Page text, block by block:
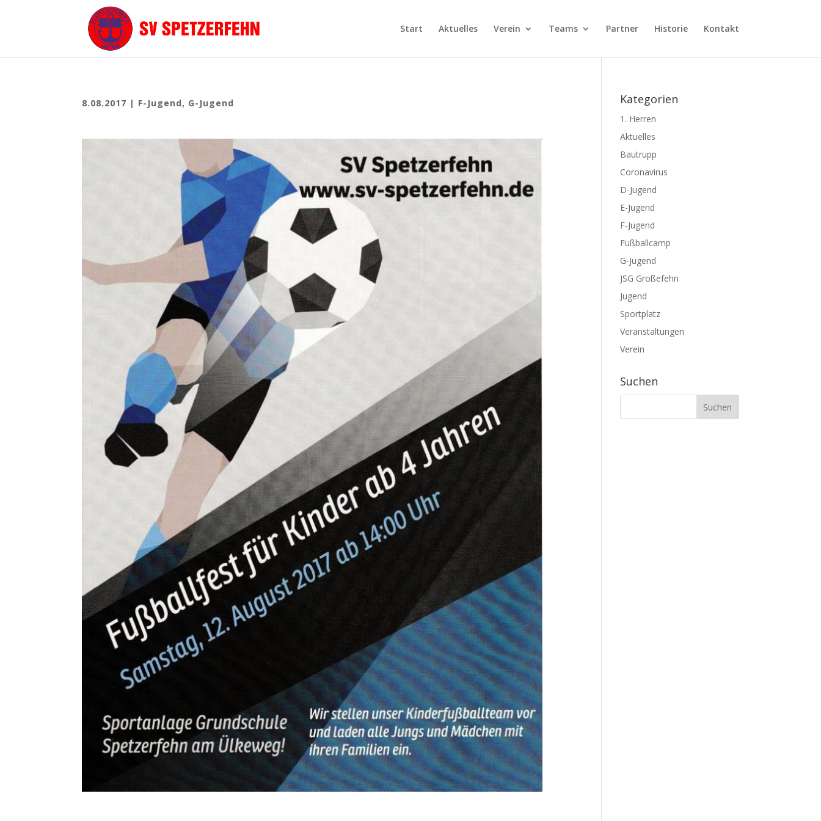
Start Aktuelles Verein Teams Partner Historie Kontakt
8.08.2017 | F-Jugend, G-Jugend Kategorien
1. Herren
Aktuelles
Bautrupp
Coronavirus
D-Jugend
E-Jugend
F-Jugend
Fußballcamp
G-Jugend
JSG Großefehn
Jugend
Sportplatz
Veranstaltungen
Verein
Suchen